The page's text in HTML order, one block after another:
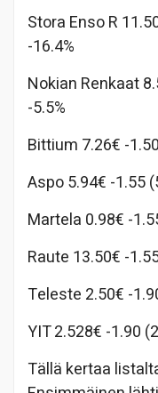
Stora Enso R
-16.4%
Nokian Renkaat
-5.5%
Bittium 7.26€ -
Aspo 5.94€ -1.55
Martela 0.98€ -
Raute 13.50€ -
Teleste 2.50€ -
YIT 2.528€ -1.90
Tällä kertaa